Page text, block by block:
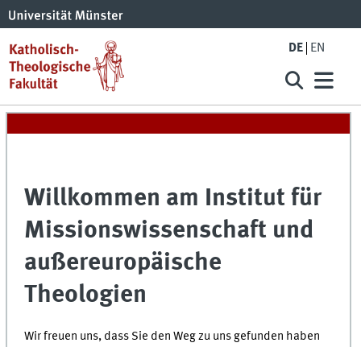
DE EN
Willkommen am Institut für
Missionswissenschaft und
außereuropäische
Theologien
Wir freuen uns, dass Sie den Weg zu uns gefunden haben